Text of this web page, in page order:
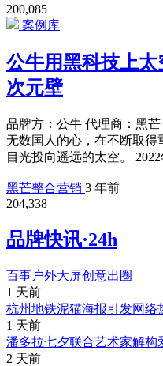
200,085
案例库
公牛用黑科技上
次元壁
品牌方：公牛 代理商：黑
无数国人的心，在不断取
目光投向遥远的太空。
黑芒整合营销 3 年前
204,338
品牌快讯·24h
百事户外大屏创意出圈
1 天前
杭州地铁泥猫海报引发网络
1 天前
潘多拉七夕联合艺术家解构
2 天前